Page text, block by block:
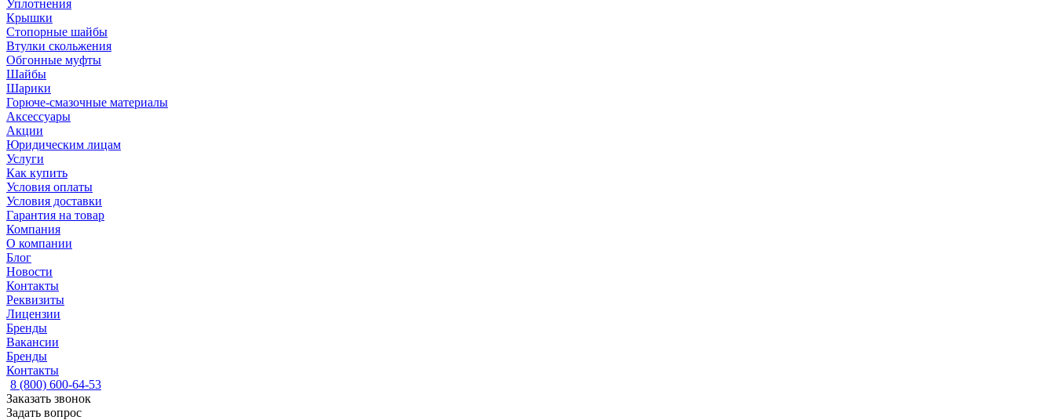
Уплотнения
Крышки
Стопорные шайбы
Втулки скольжения
Обгонные муфты
Шайбы
Шарики
Горюче-смазочные материалы
Аксессуары
Акции
Юридическим лицам
Услуги
Как купить
Условия оплаты
Условия доставки
Гарантия на товар
Компания
О компании
Блог
Новости
Контакты
Реквизиты
Лицензии
Бренды
Вакансии
Бренды
Контакты
8 (800) 600-64-53
Заказать звонок
Задать вопрос